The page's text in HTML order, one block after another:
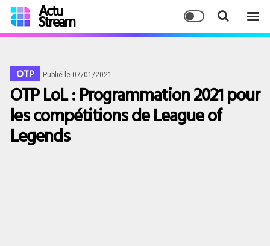
Actu
Stream
OTP Publié le 07/01/2021
OTP LoL : Programmation 2021 pour
les compétitions de League of
Legends